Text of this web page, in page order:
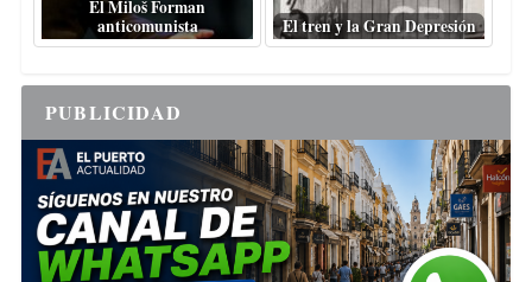
El Miloš Forman
anticomunista
El tren y la Gran Depresión
PUBLICIDAD